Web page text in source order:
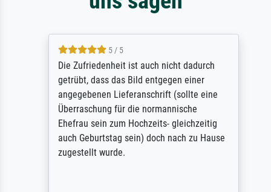
5 / 5
Die Zufriedenheit ist auch nicht dadurch
getrübt, dass das Bild entgegen einer
angegebenen Lieferanschrift (sollte eine
Überraschung für die normannische
Ehefrau sein zum Hochzeits- gleichzeitig
auch Geburtstag sein) doch nach zu Hause
zugestellt wurde.